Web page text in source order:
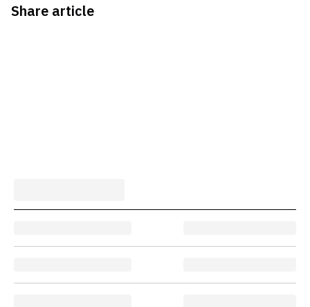
Share article